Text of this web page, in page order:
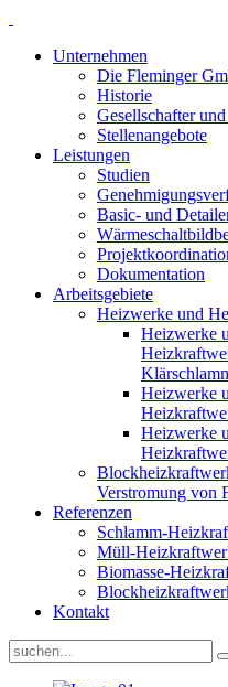
Unternehmen
Die Fleminger
Historie
Gesellschafter
Stellenangebote
Leistungen
Studien
Basic- und
Dokumentation
Arbeitsgebiete
Heizwerke und
Heizwerke
Heizwerke
Heizwerke
Verstromung von
Referenzen
Schlamm-
Müll-
Biomasse-
Kontakt